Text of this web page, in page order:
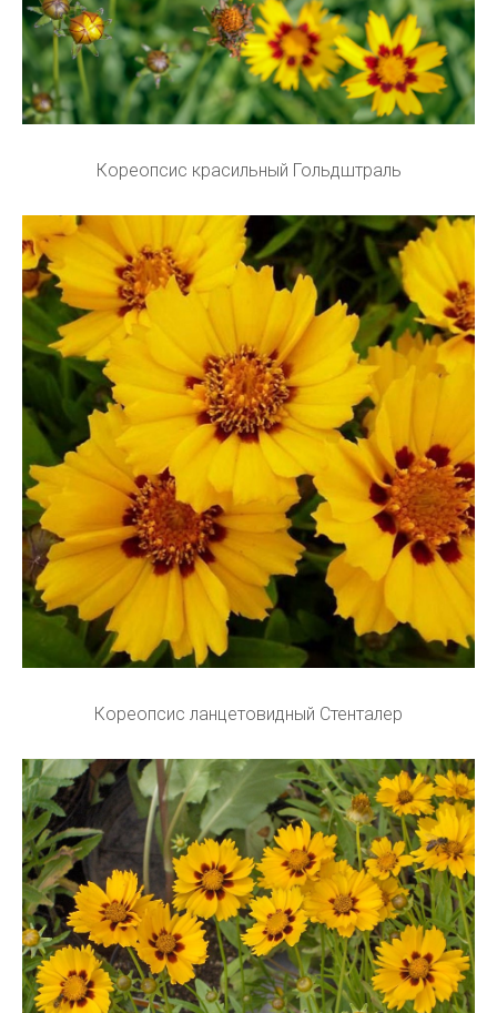
Кореопсис красильный Гольдштраль
Кореопсис ланцетовидный Стенталер